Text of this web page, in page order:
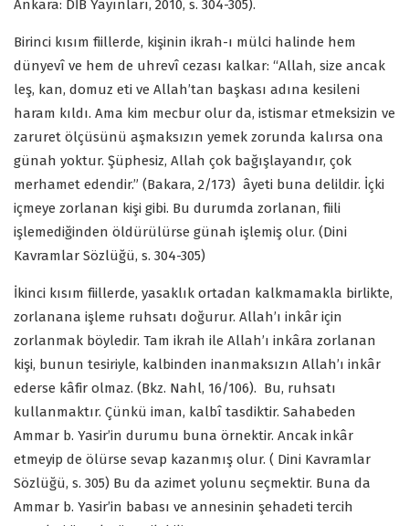
Ankara: DİB Yayınları, 2010, s. 304-305).
Birinci kısım fiillerde, kişinin ikrah-ı mülci halinde hem
dünyevî ve hem de uhrevî cezası kalkar: “Allah, size ancak
leş, kan, domuz eti ve Allah’tan başkası adına kesileni
haram kıldı. Ama kim mecbur olur da, istismar etmeksizin ve
zaruret ölçüsünü aşmaksızın yemek zorunda kalırsa ona
günah yoktur. Şüphesiz, Allah çok bağışlayandır, çok
merhamet edendir.” (Bakara, 2/173) âyeti buna delildir. İçki
içmeye zorlanan kişi gibi. Bu durumda zorlanan, fiili
işlemediğinden öldürülürse günah işlemiş olur. (Dini
Kavramlar Sözlüğü, s. 304-305)
İkinci kısım fiillerde, yasaklık ortadan kalkmamakla birlikte,
zorlanana işleme ruhsatı doğurur. Allah’ı inkâr için
zorlanmak böyledir. Tam ikrah ile Allah’ı inkâra zorlanan
kişi, bunun tesiriyle, kalbinden inanmaksızın Allah’ı inkâr
ederse kâfir olmaz. (Bkz. Nahl, 16/106). Bu, ruhsatı
kullanmaktır. Çünkü iman, kalbî tasdiktir. Sahabeden
Ammar b. Yasir’in durumu buna örnektir. Ancak inkâr
etmeyip de ölürse sevap kazanmış olur. ( Dini Kavramlar
Sözlüğü, s. 305) Bu da azimet yolunu seçmektir. Buna da
Ammar b. Yasir’in babası ve annesinin şehadeti tercih